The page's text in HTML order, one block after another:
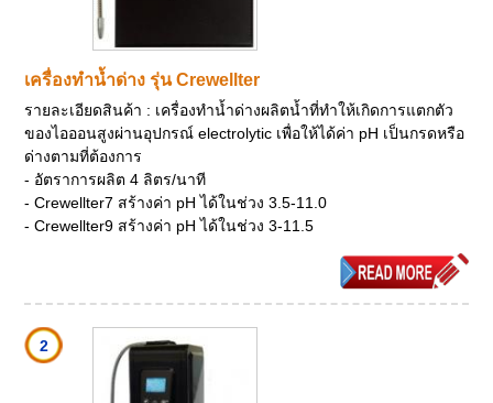
เครื่องทำน้ำด่าง รุ่น Crewellter
รายละเอียดสินค้า : เครื่องทำน้ำด่างผลิตน้ำที่ทำให้เกิดการแตกตัว
ของไอออนสูงผ่านอุปกรณ์ electrolytic เพื่อให้ได้ค่า pH เป็นกรดหรือ
ด่างตามที่ต้องการ
- อัตราการผลิต 4 ลิตร/นาที
- Crewellter7 สร้างค่า pH ได้ในช่วง 3.5-11.0
- Crewellter9 สร้างค่า pH ได้ในช่วง 3-11.5
2